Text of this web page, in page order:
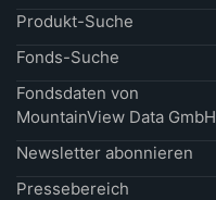
Produkt-Suche
Fonds-Suche
Fondsdaten von
MountainView Data GmbH
Newsletter abonnieren
Pressebereich